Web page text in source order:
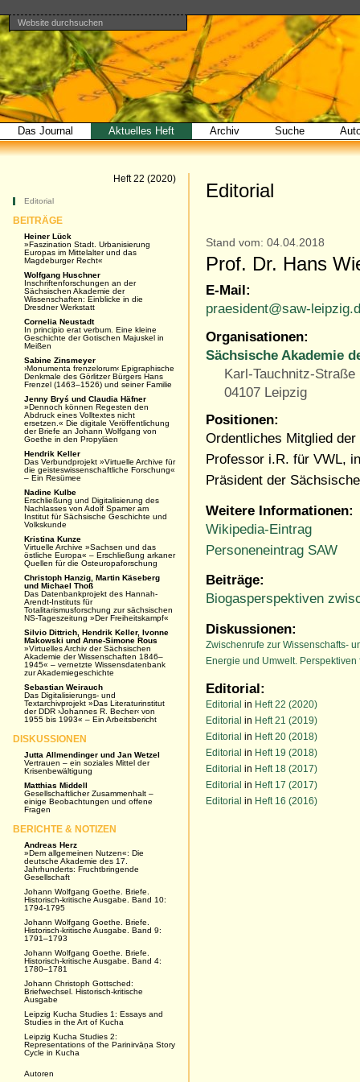
Direkt
zum
Inhalt
|
Direkt
zur
Navigation
Benutzerspezifische
Werkzeuge
Website durchsuchen
Erweiterte
Suche…
Bereiche
Das Journal Aktuelles Heft Archiv Suche
Editorial
Stand vom: 04.04.2018
Prof. Dr. Hans
E-Mail:
praesident@saw-
Organisationen:
Sächsische Akademie
Karl-Tauchnitz-Straße
04107 Leipzig
Positionen:
Ordentliches Mitglied
Professor i.R. für VWL,
Präsident der
Weitere Informationen:
Wikipedia-Eintrag
Personeneintrag SAW
Beiträge:
Biogasperspektiven
Diskussionen:
Zwischenrufe zur Wissenschafts-
Energie und Umwelt.
Editorial:
Editorial in Heft 22 (2020)
Editorial in Heft 21 (2019)
Editorial in Heft 20 (2018)
Editorial in Heft 19 (2018)
Editorial in Heft 18 (2017)
Editorial in Heft 17 (2017)
Editorial in Heft 16 (2016)
Heft 22 (2020)
Editorial
BEITRÄGE
Heiner Lück
»Faszination Stadt. Urbanisierung
Europas im Mittelalter und das
Magdeburger Recht«
Wolfgang Huschner
Inschriftenforschungen an der
Sächsischen Akademie der
Wissenschaften: Einblicke in die
Dresdner Werkstatt
Cornelia Neustadt
In principio erat verbum. Eine kleine
Geschichte der Gotischen Majuskel in
Meißen
Sabine Zinsmeyer
›Monumenta frenzelorum‹ Epigraphische
Denkmale des Görlitzer Bürgers Hans
Frenzel (1463–1526) und seiner Familie
Jenny Bryś und Claudia Häfner
»Dennoch können Regesten den
Abdruck eines Volltextes nicht
ersetzen.« Die digitale Veröffentlichung
der Briefe an Johann Wolfgang von
Goethe in den Propyläen
Hendrik Keller
Das Verbundprojekt »Virtuelle Archive für
die geisteswissenschaftliche Forschung«
– Ein Resümee
Nadine Kulbe
Erschließung und Digitalisierung des
Nachlasses von Adolf Spamer am
Institut für Sächsische Geschichte und
Volkskunde
Kristina Kunze
Virtuelle Archive »Sachsen und das
östliche Europa« – Erschließung arkaner
Quellen für die Osteuropaforschung
Christoph Hanzig, Martin Käseberg
und Michael Thoß
Das Datenbankprojekt des Hannah-
Arendt-Instituts für
Totalitarismusforschung zur sächsischen
NS-Tageszeitung »Der Freiheitskampf«
Silvio Dittrich, Hendrik Keller, Ivonne
Makowski und Anne-Simone Rous
»Virtuelles Archiv der Sächsischen
Akademie der Wissenschaften 1846–
1945« – vernetzte Wissensdatenbank
zur Akademiegeschichte
Sebastian Weirauch
Das Digitalisierungs- und
Textarchivprojekt »Das Literaturinstitut
der DDR ›Johannes R. Becher‹ von
1955 bis 1993« – Ein Arbeitsbericht
DISKUSSIONEN
Jutta Allmendinger und Jan Wetzel
Vertrauen – ein soziales Mittel der
Krisenbewältigung
Matthias Middell
Gesellschaftlicher Zusammenhalt –
einige Beobachtungen und offene
Fragen
BERICHTE & NOTIZEN
Andreas Herz
»Dem allgemeinen Nutzen«: Die
deutsche Akademie des 17.
Jahrhunderts: Fruchtbringende
Gesellschaft
Johann Wolfgang Goethe. Briefe.
Historisch-kritische Ausgabe. Band 10:
1794-1795
Johann Wolfgang Goethe. Briefe.
Historisch-kritische Ausgabe. Band 9:
1791–1793
Johann Wolfgang Goethe. Briefe.
Historisch-kritische Ausgabe. Band 4:
1780–1781
Johann Christoph Gottsched:
Briefwechsel. Historisch-kritische
Ausgabe
Leipzig Kucha Studies 1: Essays and
Studies in the Art of Kucha
Leipzig Kucha Studies 2:
Representations of the Parinirvāṇa Story
Cycle in Kucha
Autoren